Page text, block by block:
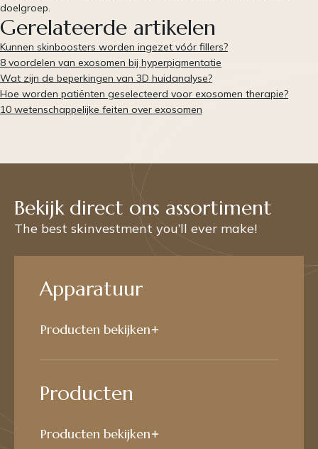
doelgroep.
Gerelateerde artikelen
Kunnen skinboosters worden ingezet vóór fillers?
8 voordelen van exosomen bij hyperpigmentatie
Wat zijn de beperkingen van 3D huidanalyse?
Hoe worden patiënten geselecteerd voor exosomen therapie?
10 wetenschappelijke feiten over exosomen
Bekijk direct ons assortiment
The best skinvestment you’ll ever make!
Apparatuur
Producten bekijken
Producten
Producten bekijken